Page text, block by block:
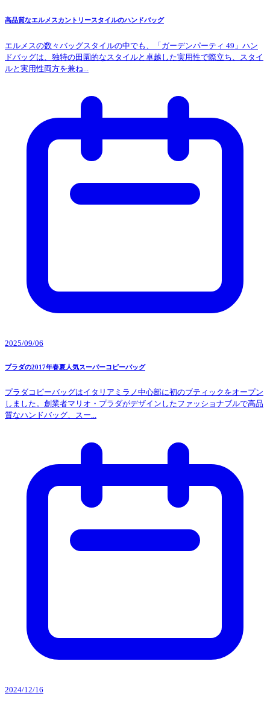
高品質なエルメスカントリースタイルのハンドバッグ
エルメスの数々バッグスタイルの中でも、「ガーデンパーティ 49」ハン
ドバッグは、独特の田園的なスタイルと卓越した実用性で際立ち、スタイ
ルと実用性両方を兼ね...
2025/09/06
プラダの2017年春夏人気スーパーコピーバッグ
プラダコピーバッグはイタリアミラノ中心部に初のブティックをオープン
しました。創業者マリオ・プラダがデザインしたファッショナブルで高品
質なハンドバッグ、スー...
2024/12/16